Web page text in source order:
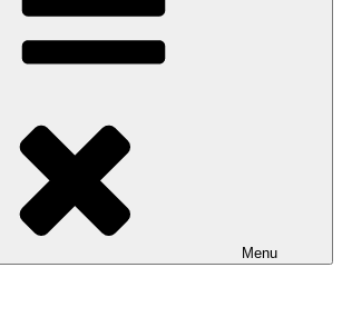
Menu